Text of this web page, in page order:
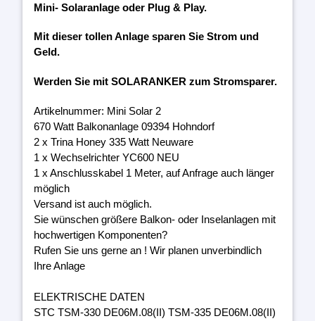
Mini- Solaranlage oder Plug & Play.
Mit dieser tollen Anlage sparen Sie Strom und
Geld.
Werden Sie mit SOLARANKER zum Stromsparer.
Artikelnummer: Mini Solar 2
670 Watt Balkonanlage 09394 Hohndorf
2 x Trina Honey 335 Watt Neuware
1 x Wechselrichter YC600 NEU
1 x Anschlusskabel 1 Meter, auf Anfrage auch länger
möglich
Versand ist auch möglich.
Sie wünschen größere Balkon- oder Inselanlagen mit
hochwertigen Komponenten?
Rufen Sie uns gerne an ! Wir planen unverbindlich
Ihre Anlage
ELEKTRISCHE DATEN
STC TSM-330 DE06M.08(II) TSM-335 DE06M.08(II)